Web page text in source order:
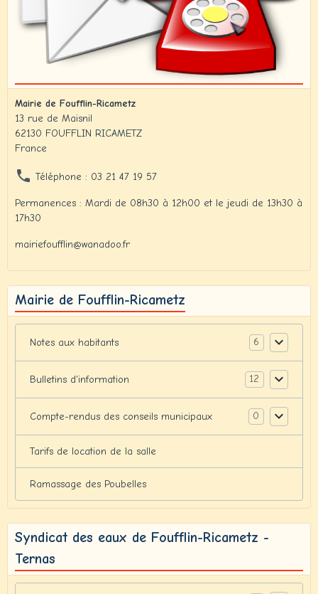
Mairie de Foufflin-Ricametz
13 rue de Maisnil
62130 FOUFFLIN RICAMETZ
France
Téléphone : 03 21 47 19 57
Permanences : Mardi de 08h30 à 12h00 et le jeudi de 13h30 à
17h30
mairiefoufflin@wanadoo.fr
Mairie de Foufflin-Ricametz
Notes aux habitants 6
Bulletins d'information 12
Compte-rendus des conseils municipaux 0
Tarifs de location de la salle
Ramassage des Poubelles
Syndicat des eaux de Foufflin-Ricametz -
Ternas